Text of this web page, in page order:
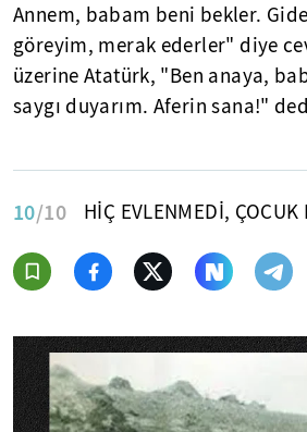
Annem, babam beni bekler.
göreyim, merak ederler" diye
üzerine Atatürk, "Ben anaya,
saygı duyarım. Aferin sana!"
10/10 HİÇ EVLENMEDİ, ÇOCUK